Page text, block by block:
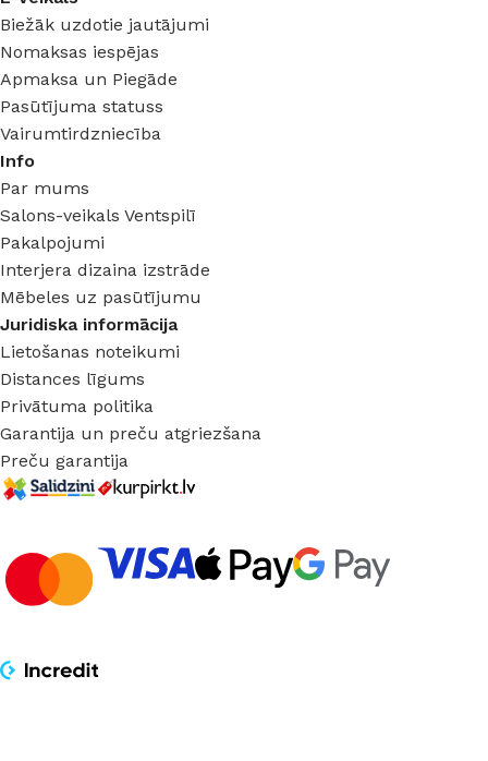
Biežāk uzdotie jautājumi
Nomaksas iespējas
Apmaksa un Piegāde
Pasūtījuma statuss
Vairumtirdzniecība
Info
Par mums
Salons-veikals Ventspilī
Pakalpojumi
Interjera dizaina izstrāde
Mēbeles uz pasūtījumu
Juridiska informācija
Lietošanas noteikumi
Distances līgums
Privātuma politika
Garantija un preču atgriezšana
Preču garantija